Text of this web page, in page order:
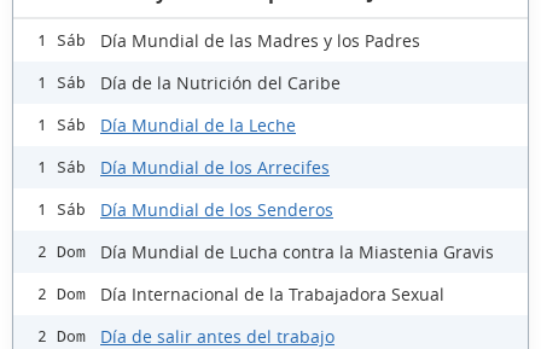
1 Sáb Día Mundial de las Madres y los Padres
1 Sáb Día de la Nutrición del Caribe
1 Sáb Día Mundial de la Leche
1 Sáb Día Mundial de los Arrecifes
1 Sáb Día Mundial de los Senderos
2 Dom Día Mundial de Lucha contra la Miastenia Gravis
2 Dom Día Internacional de la Trabajadora Sexual
2 Dom Día de salir antes del trabajo